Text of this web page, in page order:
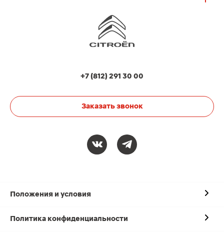
+7 (812) 291 30 00
Заказать звонок
Положения и условия
Политика конфиденциальности